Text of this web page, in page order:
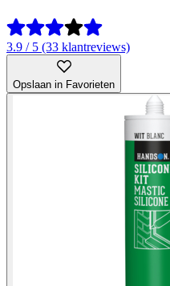
3.9 / 5 (33 klantreviews)
Opslaan in Favorieten